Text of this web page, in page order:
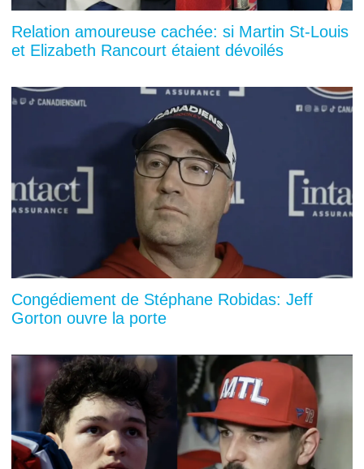
Relation amoureuse cachée: si Martin St-Louis
et Elizabeth Rancourt étaient dévoilés
Congédiement de Stéphane Robidas: Jeff
Gorton ouvre la porte